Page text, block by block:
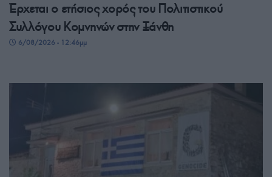
Έρχεται ο ετήσιος χορός του Πολιτιστικού
Συλλόγου Κομνηνών στην Ξάνθη
6/08/2026 - 12:46μμ